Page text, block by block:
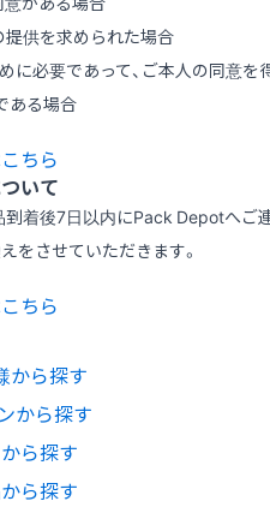
供を求められた場合
に必要であって、ご本人の同意を
ある場合
ちら
いて
到着後7日以内にPack Depotへご
をさせていただきます。
ちら
から探す
から探す
ら探す
ら探す